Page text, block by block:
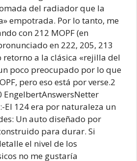
del radiador que la
empotrada. Por lo tanto, me
con 212 MOPF (en
en 222, 205, 213
a la clásica «rejilla del
poco preocupado por lo que
pero eso está por verse.2
EngelbertAnswersNetter
El 124 era por naturaleza un
Un auto diseñado por
para durar. Si
el nivel de los
no me gustaría